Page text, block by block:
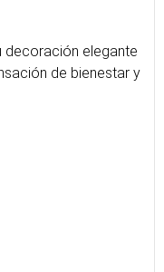
decoración elegante
de bienestar y